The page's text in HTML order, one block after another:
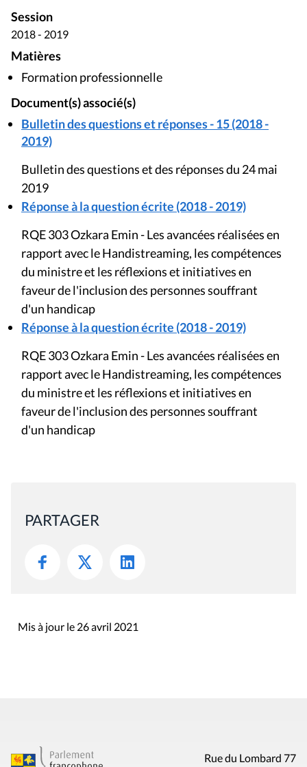
Session
2018 - 2019
Matières
Formation professionnelle
Document(s) associé(s)
Bulletin des questions et réponses - 15 (2018 -
2019)
Bulletin des questions et des réponses du 24 mai
2019
Réponse à la question écrite (2018 - 2019)
RQE 303 Ozkara Emin - Les avancées réalisées en
rapport avec le Handistreaming, les compétences
du ministre et les réflexions et initiatives en
faveur de l'inclusion des personnes souffrant
d'un handicap
Réponse à la question écrite (2018 - 2019)
RQE 303 Ozkara Emin - Les avancées réalisées en
rapport avec le Handistreaming, les compétences
du ministre et les réflexions et initiatives en
faveur de l'inclusion des personnes souffrant
d'un handicap
PARTAGER
Mis à jour le 26 avril 2021
Rue du Lombard 77